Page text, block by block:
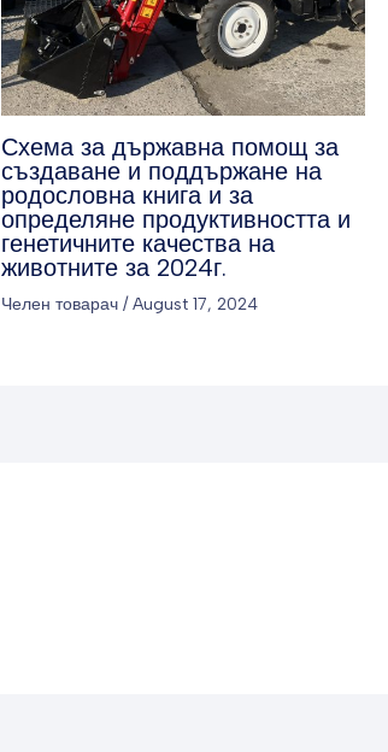
Схема за държавна помощ за
създаване и поддържане на
родословна книга и за
определяне продуктивността и
генетичните качества на
животните за 2024г.
Челен товарач/August 17, 2024